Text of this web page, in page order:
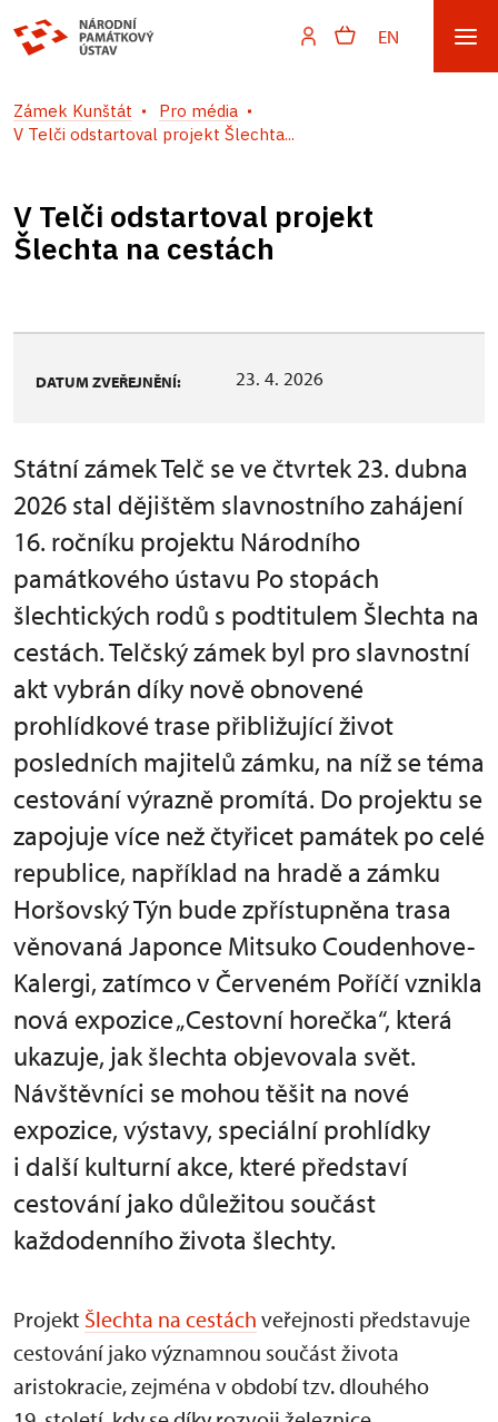
EN
Zámek Kunštát
Pro média
V Telči odstartoval projekt Šlechta...
V Telči odstartoval projekt
Šlechta na cestách
DATUM ZVEŘEJNĚNÍ: 23. 4. 2026
Státní zámek Telč se ve čtvrtek 23. dubna
2026 stal dějištěm slavnostního zahájení
16. ročníku projektu Národního
památkového ústavu Po stopách
šlechtických rodů s podtitulem Šlechta na
cestách. Telčský zámek byl pro slavnostní
akt vybrán díky nově obnovené
prohlídkové trase přibližující život
posledních majitelů zámku, na níž se téma
cestování výrazně promítá. Do projektu se
zapojuje více než čtyřicet památek po celé
republice, například na hradě a zámku
Horšovský Týn bude zpřístupněna trasa
věnovaná Japonce Mitsuko Coudenhove-
Kalergi, zatímco v Červeném Poříčí vznikla
nová expozice „Cestovní horečka“, která
ukazuje, jak šlechta objevovala svět.
Návštěvníci se mohou těšit na nové
expozice, výstavy, speciální prohlídky
i další kulturní akce, které představí
cestování jako důležitou součást
každodenního života šlechty.
Projekt Šlechta na cestách veřejnosti představuje
cestování jako významnou součást života
aristokracie, zejména v období tzv. dlouhého